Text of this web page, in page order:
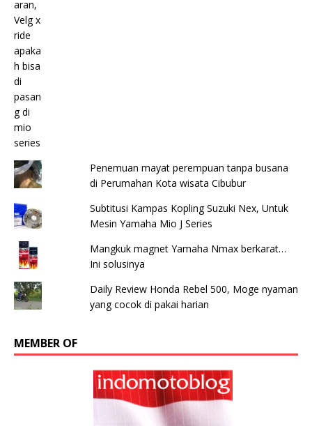
Penemuan mayat perempuan tanpa busana
di Perumahan Kota wisata Cibubur
Subtitusi Kampas Kopling Suzuki Nex, Untuk
Mesin Yamaha Mio J Series
Mangkuk magnet Yamaha Nmax berkarat…
Ini solusinya
Daily Review Honda Rebel 500, Moge nyaman
yang cocok di pakai harian
MEMBER OF